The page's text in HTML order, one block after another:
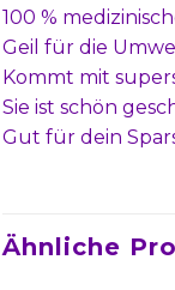
100 %
Geil für die
Kommt mit
Sie ist schön
Gut für dein
Ähnliche